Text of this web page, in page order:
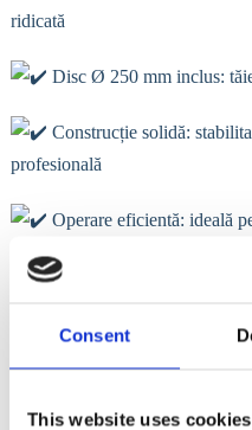
Consent
This website uses cookies
ridicată
Disc Ø 250 mm inclus:
Construcție solidă:
profesională
Operare eficientă: ideală
șantier
Fiecare detaliu este gândit